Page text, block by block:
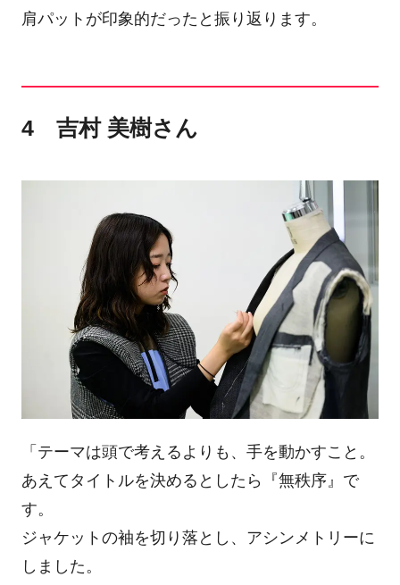
肩パットが印象的だったと振り返ります。
4 吉村 美樹さん
「テーマは頭で考えるよりも、手を動かすこと。
あえてタイトルを決めるとしたら『無秩序』で
す。
ジャケットの袖を切り落とし、アシンメトリーに
しました。